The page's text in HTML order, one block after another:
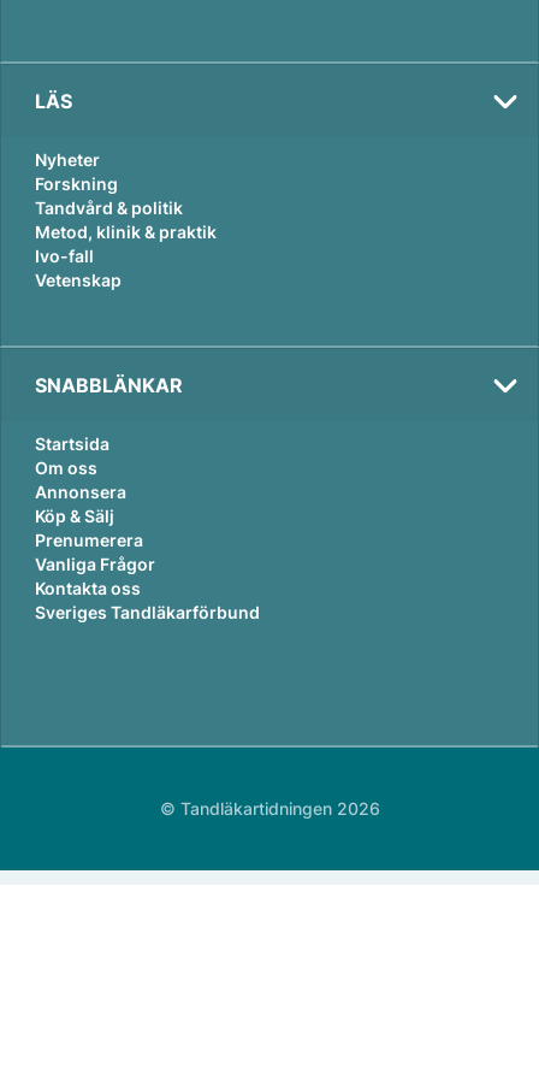
LÄS
Nyheter
Forskning
Tandvård & politik
Metod, klinik & praktik
Ivo-fall
Vetenskap
SNABBLÄNKAR
Startsida
Om oss
Annonsera
Köp & Sälj
Prenumerera
Vanliga Frågor
Kontakta oss
Sveriges Tandläkarförbund
© Tandläkartidningen 2026